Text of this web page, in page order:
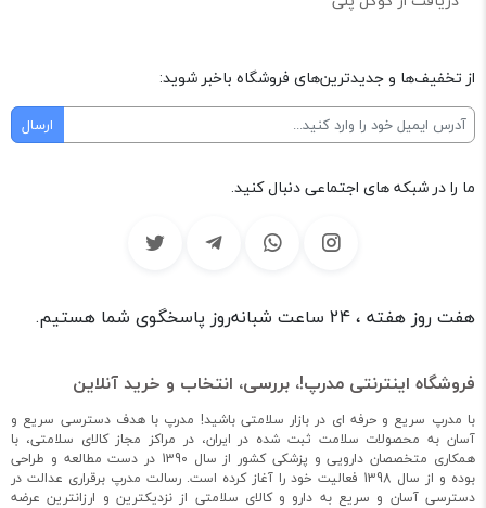
از تخفیف‌ها و جدیدترین‌های فروشگاه باخبر شوید:
ما را در شبکه های اجتماعی دنبال کنید.
هفت روز هفته ، 24 ساعت شبانه‌روز پاسخگوی شما هستیم.
فروشگاه اینترنتی مدرپ!، بررسی، انتخاب و خرید آنلاین
با مدرپ سریع و حرفه ای در بازار سلامتی باشید! مدرپ با هدف دسترسی سریع و
آسان به محصولات سلامت ثبت شده در ایران، در مراکز مجاز کالای سلامتی، با
همکاری متخصصان دارویی و پزشکی کشور از سال 1390 در دست مطالعه و طراحی
بوده و از سال 1398 فعالیت خود را آغاز کرده است. رسالت مدرپ برقراری عدالت در
دسترسی آسان و سریع به دارو و کالای سلامتی از نزدیکترین و ارزانترین عرضه